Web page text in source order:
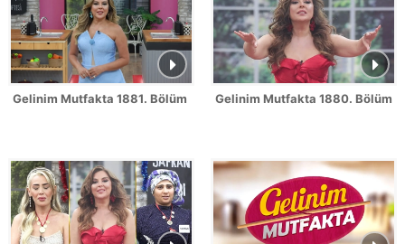
Gelinim Mutfakta 1881. Bölüm FragmanıGelinim Mutfakta 1880. Bölüm /